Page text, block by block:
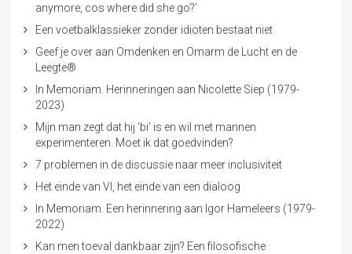
anymore, cos where did she go?’
Een voetbalklassieker zonder idioten bestaat niet
Geef je over aan Omdenken en Omarm de Lucht en de
Leegte®
In Memoriam. Herinneringen aan Nicolette Siep (1979-
2023)
Mijn man zegt dat hij ‘bi’ is en wil met mannen
experimenteren. Moet ik dat goedvinden?
7 problemen in de discussie naar meer inclusiviteit
Het einde van VI, het einde van een dialoog
In Memoriam. Een herinnering aan Igor Hameleers (1979-
2022)
Kan men toeval dankbaar zijn? Een filosofische